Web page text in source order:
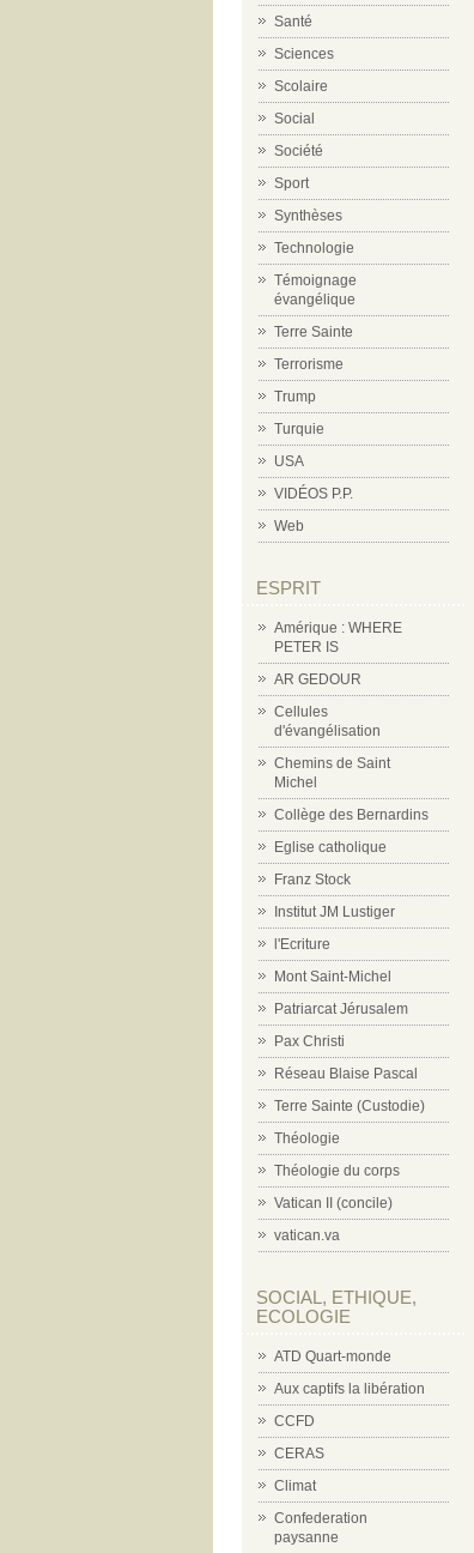
Santé
Sciences
Scolaire
Social
Société
Sport
Synthèses
Technologie
Témoignage
évangélique
Terre Sainte
Terrorisme
Trump
Turquie
USA
VIDÉOS P.P.
Web
ESPRIT
Amérique : WHERE
PETER IS
AR GEDOUR
Cellules
d'évangélisation
Chemins de Saint
Michel
Collège des Bernardins
Eglise catholique
Franz Stock
Institut JM Lustiger
l'Ecriture
Mont Saint-Michel
Patriarcat Jérusalem
Pax Christi
Réseau Blaise Pascal
Terre Sainte (Custodie)
Théologie
Théologie du corps
Vatican II (concile)
vatican.va
SOCIAL, ETHIQUE,
ECOLOGIE
ATD Quart-monde
Aux captifs la libération
CCFD
CERAS
Climat
Confederation
paysanne